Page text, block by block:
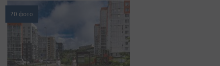
20 фото